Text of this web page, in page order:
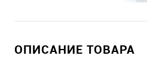
ОПИСАНИЕ ТОВАРА